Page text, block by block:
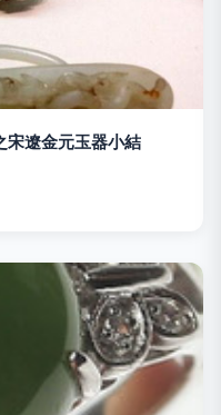
宋遼金元玉器小結